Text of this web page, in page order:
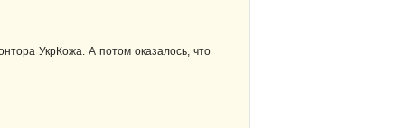
УкрКожа. А потом оказалось, что